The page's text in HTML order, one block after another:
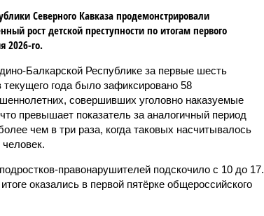
Северного Кавказа продемонстрировали
рост детской преступности по итогам первого
2026-го.
Балкарской Республике за первые шесть
текущего года было зафиксировано 58
совершивших уголовно наказуемые
превышает показатель за аналогичный период
чем в три раза, когда таковых насчитывалось
человек.
правонарушителей подскочило с 10 до 17.
оказались в первой пятёрке общероссийского